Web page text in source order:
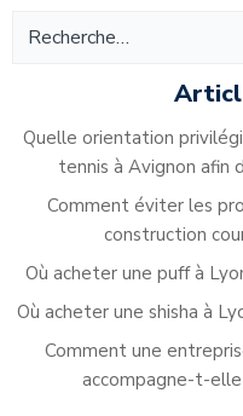
Quelle orientation
tennis à Avignon afin
Comment éviter les
construction
Où acheter une puff à
Où acheter une shisha à
Comment une
accompagne-t-